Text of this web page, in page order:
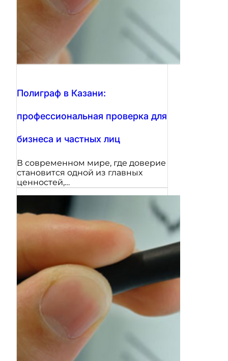
Полиграф в Казани:
профессиональная проверка для
бизнеса и частных лиц
В современном мире, где доверие
становится одной из главных
ценностей,…